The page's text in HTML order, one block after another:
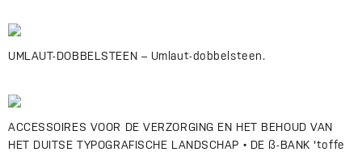
UMLAUT-DOBBELSTEEN – Umlaut-dobbelsteen.
ACCESSOIRES VOOR DE VERZORGING EN HET BEHOUD VAN
HET DUITSE TYPOGRAFISCHE LANDSCHAP • DE ß-BANK 'toffe